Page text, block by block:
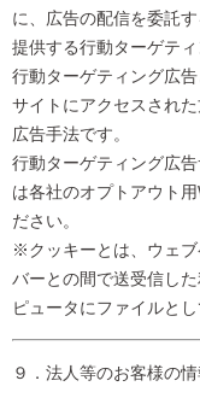
に、広告の配信を委託
提供する行動ターゲテ
行動ターゲティング広
サイトにアクセスされ
広告手法です。
行動ターゲティング広
は各社のオプトアウト
ださい。
※クッキーとは、ウェ
バーとの間で送受信し
ピュータにファイルと
９．法人等のお客様の